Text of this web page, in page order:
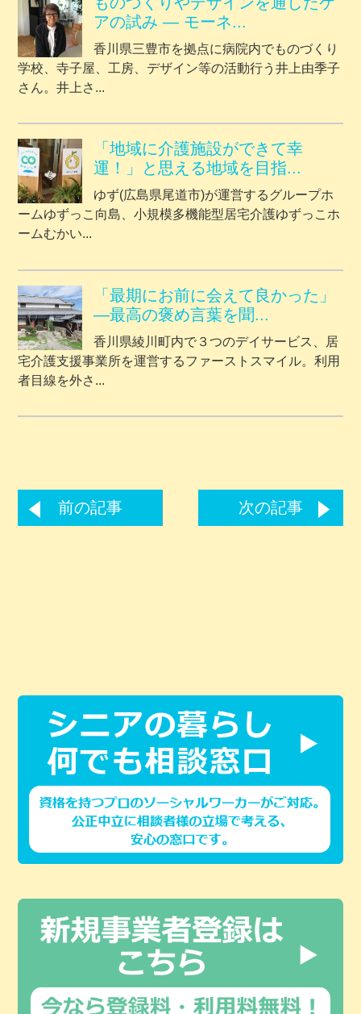
アの試み ― モーネ...
香川県三豊市を拠点に病院内でものづくり
学校、寺子屋、工房、デザイン等の活動行う井上由季子
さん。井上さ...
「地域に介護施設ができて幸
運！」と思える地域を目指...
ゆず(広島県尾道市)が運営するグループホ
ームゆずっこ向島、小規模多機能型居宅介護ゆずっこホ
ームむかい...
「最期にお前に会えて良かった」
―最高の褒め言葉を聞...
香川県綾川町内で３つのデイサービス、居
宅介護支援事業所を運営するファーストスマイル。利用
者目線を外さ...
前の記事 次の記事